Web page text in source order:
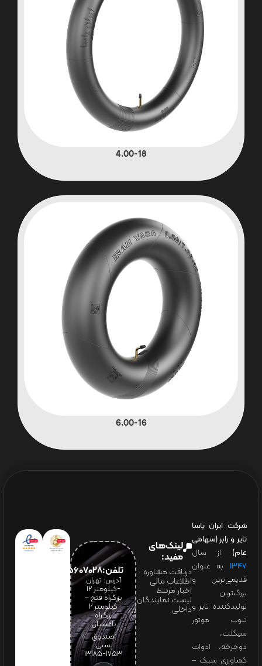
4.00-18
6.00-16
شرکت ایران یاسا
تایر و رابر (سهامی
عام) از سال
۱۳۴۷ به عنوان
قدیمی‌ترین و
بزرگ‌ترین
تولیدکننده تایر و
تیوب موتور
سیکلت،
دوچرخه، ادوات
کشاورزی سبک –
لینک‌های
مفید:
دریافت مشاوره
اطلاعات مالی
اخبار مرتبط
لیست نمایندگان
داخلی
تلفن:65607028(021)
آدرس: تهران
-کیلومتر 12
بزرگراه فتح –
کیلومتر ۲
بزرگراه
باغستان
صندوق
پستی:
1753-13185